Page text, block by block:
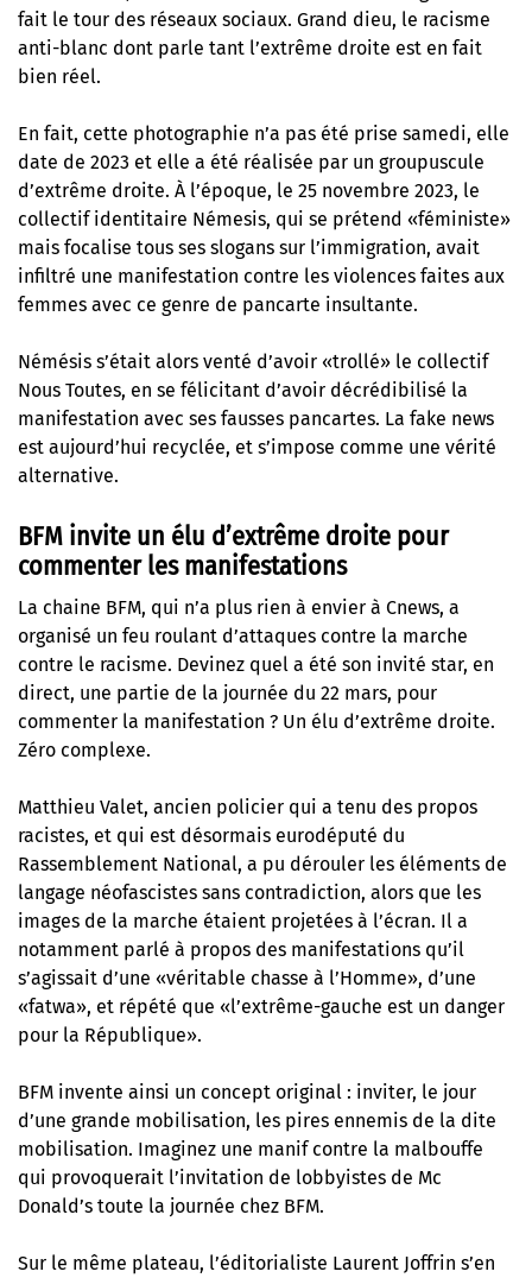
fait le tour des réseaux sociaux. Grand dieu, le racisme
anti-blanc dont parle tant l’extrême droite est en fait
bien réel.
En fait, cette photographie n’a pas été prise samedi, elle
date de 2023 et elle a été réalisée par un groupuscule
d’extrême droite. À l’époque, le 25 novembre 2023, le
collectif identitaire Némesis, qui se prétend «féministe»
mais focalise tous ses slogans sur l’immigration, avait
infiltré une manifestation contre les violences faites aux
femmes avec ce genre de pancarte insultante.
Némésis s’était alors venté d’avoir «trollé» le collectif
Nous Toutes, en se félicitant d’avoir décrédibilisé la
manifestation avec ses fausses pancartes. La fake news
est aujourd’hui recyclée, et s’impose comme une vérité
alternative.
BFM invite un élu d’extrême droite pour
commenter les manifestations
La chaine BFM, qui n’a plus rien à envier à Cnews, a
organisé un feu roulant d’attaques contre la marche
contre le racisme. Devinez quel a été son invité star, en
direct, une partie de la journée du 22 mars, pour
commenter la manifestation ? Un élu d’extrême droite.
Zéro complexe.
Matthieu Valet, ancien policier qui a tenu des propos
racistes, et qui est désormais eurodéputé du
Rassemblement National, a pu dérouler les éléments de
langage néofascistes sans contradiction, alors que les
images de la marche étaient projetées à l’écran. Il a
notamment parlé à propos des manifestations qu’il
s’agissait d’une «véritable chasse à l’Homme», d’une
«fatwa», et répété que «l’extrême-gauche est un danger
pour la République».
BFM invente ainsi un concept original : inviter, le jour
d’une grande mobilisation, les pires ennemis de la dite
mobilisation. Imaginez une manif contre la malbouffe
qui provoquerait l’invitation de lobbyistes de Mc
Donald’s toute la journée chez BFM.
Sur le même plateau, l’éditorialiste Laurent Joffrin s’en